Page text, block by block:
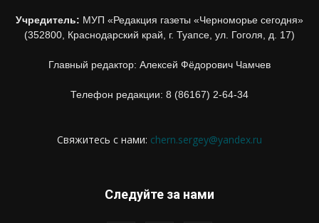
Учредитель: МУП «Редакция газеты «Черноморье сегодня»
(352800, Краснодарский край, г. Туапсе, ул. Гоголя, д. 17)
Главный редактор: Алексей Фёдорович Чамчев
Телефон редакции: 8 (86167) 2-64-34
Свяжитесь с нами: chern.sergey@yandex.ru
Следуйте за нами